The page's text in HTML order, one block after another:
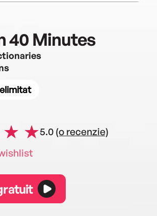
40 Minutes
5.0 (o recenzie)